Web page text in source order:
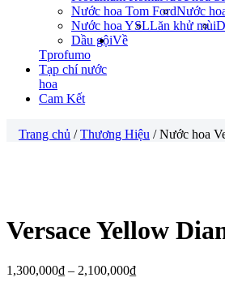
Nước hoa Tom FordNước
Nước hoa YSLLăn khử mùi
Dầu gộiVề
Tprofumo
Tạp chí nước
hoa
Cam Kết
Trang chủ /Thương Hiệu / Nước hoa
Versace Yellow
1,300,000₫ – 2,100,000₫